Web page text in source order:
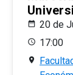
20 de
17:00